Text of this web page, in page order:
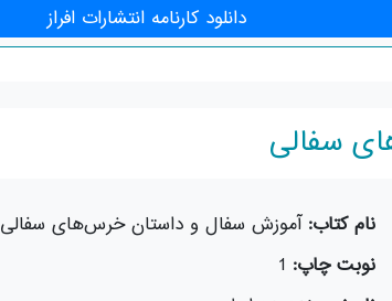
دانلود کارنامه انتشارات افراز
سفالی
نام کتاب:آموزش سفال و داستان خرس‌های سفالی
نوبت چاپ: 1